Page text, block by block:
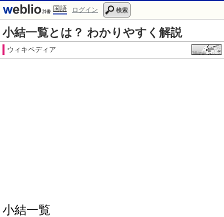
国語 ログイン 検索
小結一覧とは？ わかりやすく解説
ウィキペディア
小結一覧